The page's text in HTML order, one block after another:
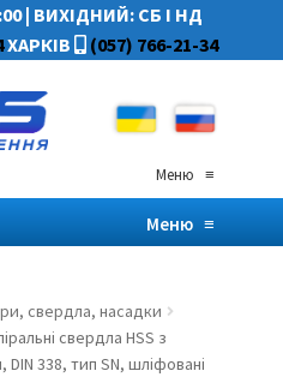
| ВИХІДНИЙ: СБ І НД
ХАРКІВ (057) 766-21-34
Меню≡
Меню≡
свердла, насадки
свердла HSS з
338, тип SN, шліфовані